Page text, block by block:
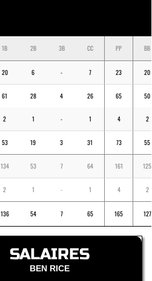
1B 2B 3B CC PP BB
20 6 - 7 23 20
61 28 4 26 65 50
2 1 - 1 4 2
53 19 3 31 73 55
134 53 7 64 161 125
2 1 - 1 4 2
136 54 7 65 165 127
SALAIRES
BEN RICE